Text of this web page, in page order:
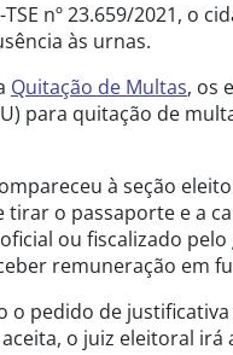
nº 23.659/2021, o
às urnas.
Quitação de Multas, os
para quitação de
à seção
tirar o passaporte e a
ou fiscalizado
remuneração em
o pedido de
o juiz eleitoral